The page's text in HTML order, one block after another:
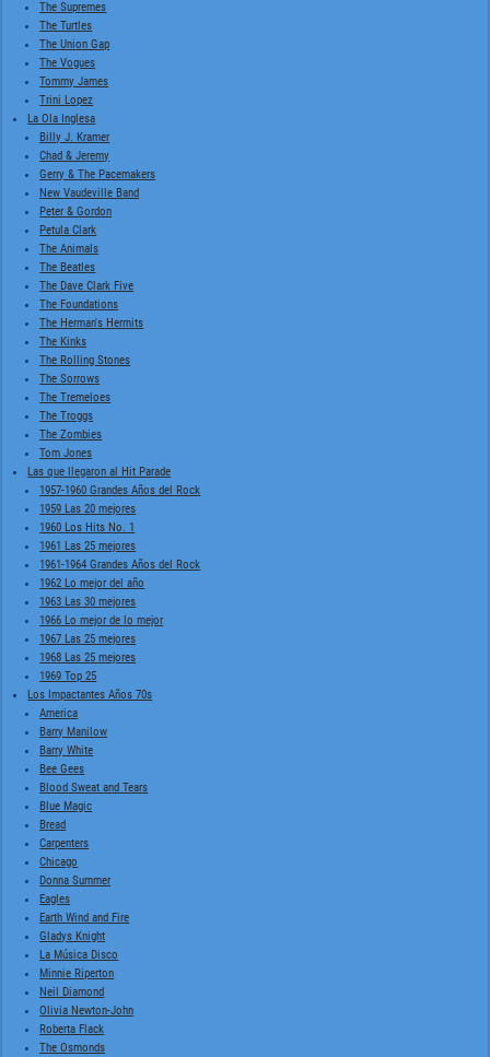
The Supremes
The Turtles
The Union Gap
The Vogues
Tommy James
Trini Lopez
La Ola Inglesa
Billy J. Kramer
Chad & Jeremy
Gerry & The Pacemakers
New Vaudeville Band
Peter & Gordon
Petula Clark
The Animals
The Beatles
The Dave Clark Five
The Foundations
The Herman's Hermits
The Kinks
The Rolling Stones
The Sorrows
The Tremeloes
The Troggs
The Zombies
Tom Jones
Las que llegaron al Hit Parade
1957-1960 Grandes Años del Rock
1959 Las 20 mejores
1960 Los Hits No. 1
1961 Las 25 mejores
1961-1964 Grandes Años del Rock
1962 Lo mejor del año
1963 Las 30 mejores
1966 Lo mejor de lo mejor
1967 Las 25 mejores
1968 Las 25 mejores
1969 Top 25
Los Impactantes Años 70s
America
Barry Manilow
Barry White
Bee Gees
Blood Sweat and Tears
Blue Magic
Bread
Carpenters
Chicago
Donna Summer
Eagles
Earth Wind and Fire
Gladys Knight
La Música Disco
Minnie Riperton
Neil Diamond
Olivia Newton-John
Roberta Flack
The Osmonds